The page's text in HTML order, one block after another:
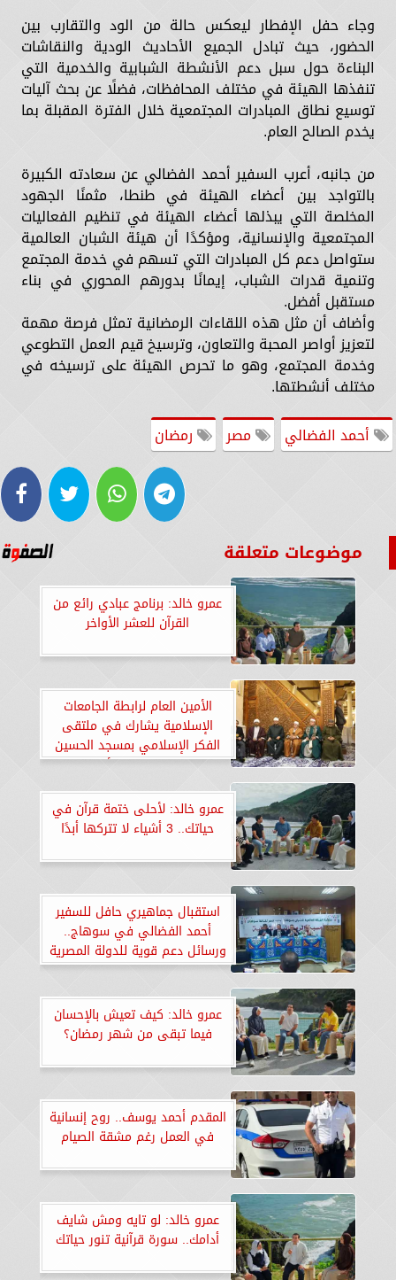
وجاء حفل الإفطار ليعكس حالة من الود والتقارب بين
الحضور، حيث تبادل الجميع الأحاديث الودية والنقاشات
البناءة حول سبل دعم الأنشطة الشبابية والخدمية التي
تنفذها الهيئة في مختلف المحافظات، فضلًا عن بحث آليات
توسيع نطاق المبادرات المجتمعية خلال الفترة المقبلة بما
يخدم الصالح العام.
من جانبه، أعرب السفير أحمد الفضالي عن سعادته الكبيرة
بالتواجد بين أعضاء الهيئة في طنطا، مثمنًا الجهود
المخلصة التي يبذلها أعضاء الهيئة في تنظيم الفعاليات
المجتمعية والإنسانية، ومؤكدًا أن هيئة الشبان العالمية
ستواصل دعم كل المبادرات التي تسهم في خدمة المجتمع
وتنمية قدرات الشباب، إيمانًا بدورهم المحوري في بناء
مستقبل أفضل.
وأضاف أن مثل هذه اللقاءات الرمضانية تمثل فرصة مهمة
لتعزيز أواصر المحبة والتعاون، وترسيخ قيم العمل التطوعي
وخدمة المجتمع، وهو ما تحرص الهيئة على ترسيخه في
مختلف أنشطتها.
أحمد الفضالي
مصر رمضان
موضوعات متعلقة
عمرو خالد: برنامج عبادي رائع من
القرآن للعشر الأواخر
الأمين العام لرابطة الجامعات
الإسلامية يشارك في ملتقى
الفكر الإسلامي بمسجد الحسين
بدعوة من وزير الأوقاف
عمرو خالد: لأحلى ختمة قرآن في
حياتك.. 3 أشياء لا تتركها أبدًا
استقبال جماهيري حافل للسفير
أحمد الفضالي في سوهاج..
ورسائل دعم قوية للدولة المصرية
عمرو خالد: كيف تعيش بالإحسان
فيما تبقى من شهر رمضان؟
المقدم أحمد يوسف.. روح إنسانية
في العمل رغم مشقة الصيام
عمرو خالد: لو تايه ومش شايف
أدامك.. سورة قرآنية تنور حياتك